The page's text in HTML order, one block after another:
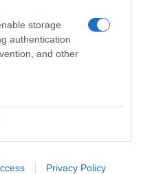
storage
authentication
and other
Privacy Policy
Ανατολή